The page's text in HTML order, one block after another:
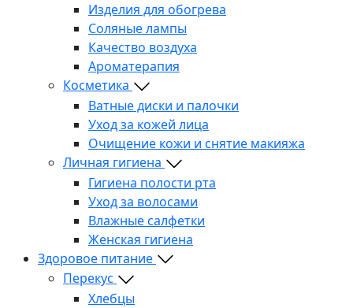
Изделия для обогрева
Соляные лампы
Качество воздуха
Ароматерапия
Косметика
Ватные диски и палочки
Уход за кожей лица
Очищение кожи и снятие макияжа
Личная гигиена
Гигиена полости рта
Уход за волосами
Влажные салфетки
Женская гигиена
Здоровое питание
Перекус
Хлебцы